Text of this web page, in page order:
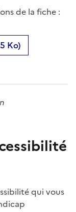
de la fiche :
Ko)
qui vous